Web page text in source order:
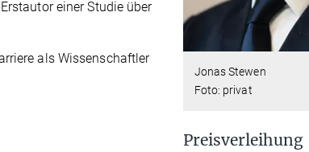
einer Studie über
als Wissenschaftler
Jonas Stewen
Foto: privat
Preisverleihung